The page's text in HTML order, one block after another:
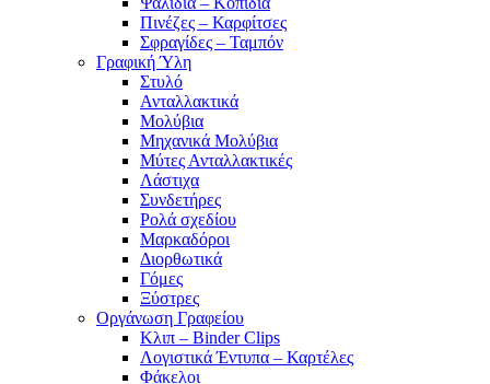
Πινέζες – Καρφίτσες
Σφραγίδες – Ταμπόν
Γραφική Ύλη
Στυλό
Ανταλλακτικά
Μολύβια
Μηχανικά Μολύβια
Μύτες Ανταλλακτικές
Λάστιχα
Συνδετήρες
Ρολά σχεδίου
Μαρκαδόροι
Διορθωτικά
Γόμες
Ξύστρες
Οργάνωση Γραφείου
Κλιπ – Binder Clips
Λογιστικά Έντυπα – Καρτέλες
Φάκελοι